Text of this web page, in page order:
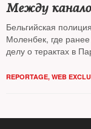
Между
Бельгийская
Моленбек, где
делу о терактах в
газеты, побывал
REPORTAGE, WEB